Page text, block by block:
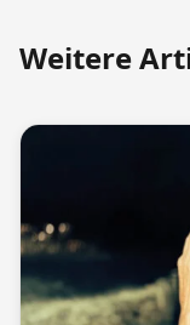
Weitere